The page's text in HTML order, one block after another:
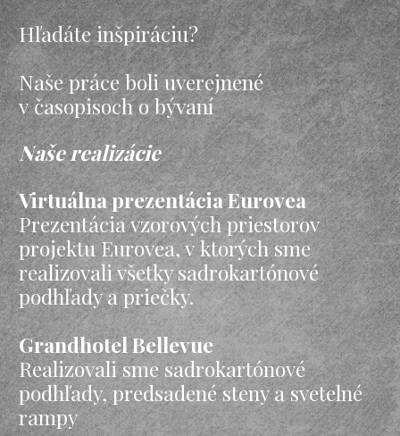
Hľadáte inšpiráciu?
Naše práce boli uverejnené
v časopisoch o bývaní
Naše realizácie
Virtuálna prezentácia Eurovea
Prezentácia vzorových priestorov
projektu Eurovea, v ktorých sme
realizovali všetky sadrokartónové
podhľady a priečky.
Grandhotel Bellevue
Realizovali sme sadrokartónové
podhľady, predsadené steny a svetelné
rampy